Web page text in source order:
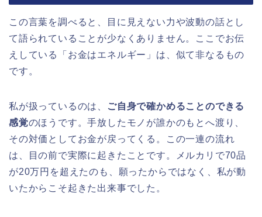
この言葉を調べると、目に見えない力や波動の話とし
て語られていることが少なくありません。ここでお伝
えしている「お金はエネルギー」は、似て非なるもの
です。
私が扱っているのは、
ご自身で確かめることのできる
感覚のほうです。手放したモノが誰かのもとへ渡り、
その対価としてお金が戻ってくる。この一連の流れ
は、目の前で実際に起きたことです。メルカリで70品
が20万円を超えたのも、願ったからではなく、私が動
いたからこそ起きた出来事でした。